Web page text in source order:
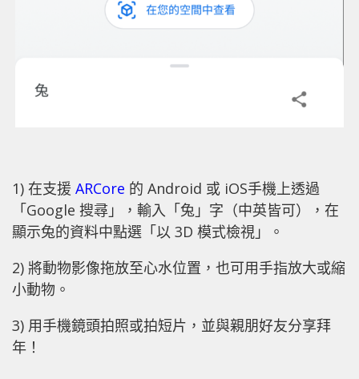
1) 在支援 ARCore 的 Android 或 iOS手機上透過
「Google 搜尋」，輸入「兔」字（中英皆可），在
顯示兔的資料中點選「以 3D 模式檢視」。
2) 將動物影像拖放至心水位置，也可用手指放大或縮
小動物。
3) 用手機鏡頭拍照或拍短片，並與親朋好友分享拜
年！